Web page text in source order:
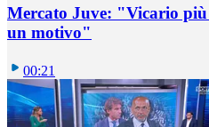
Mercato Juve: "Vicario
un motivo"
00:21